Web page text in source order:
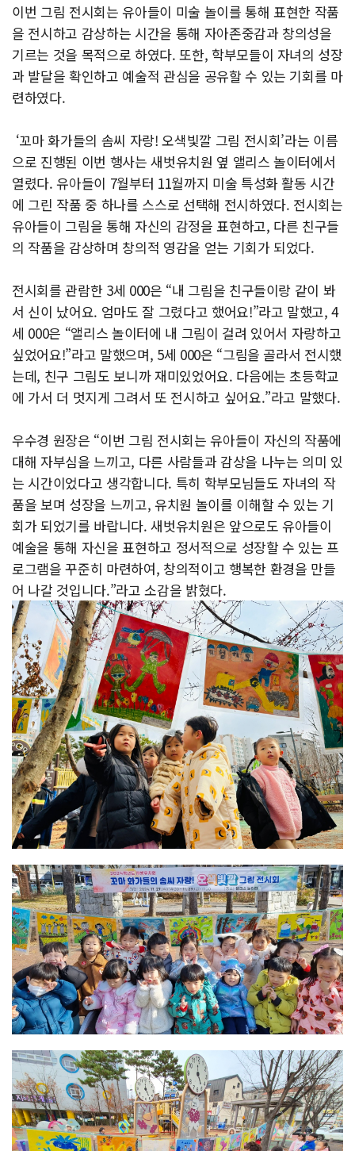
이번 그림 전시회는 유아들이 미술 놀이를 통해 표현한 작품
을 전시하고 감상하는 시간을 통해 자아존중감과 창의성을
기르는 것을 목적으로 하였다. 또한, 학부모들이 자녀의 성장
과 발달을 확인하고 예술적 관심을 공유할 수 있는 기회를 마
련하였다.
‘꼬마 화가들의 솜씨 자랑! 오색빛깔 그림 전시회’라는 이름
으로 진행된 이번 행사는 새벗유치원 옆 앨리스 놀이터에서
열렸다. 유아들이 7월부터 11월까지 미술 특성화 활동 시간
에 그린 작품 중 하나를 스스로 선택해 전시하였다. 전시회는
유아들이 그림을 통해 자신의 감정을 표현하고, 다른 친구들
의 작품을 감상하며 창의적 영감을 얻는 기회가 되었다.
전시회를 관람한 3세 000은 “내 그림을 친구들이랑 같이 봐
서 신이 났어요. 엄마도 잘 그렸다고 했어요!”라고 말했고, 4
세 000은 “앨리스 놀이터에 내 그림이 걸려 있어서 자랑하고
싶었어요!”라고 말했으며, 5세 000은 “그림을 골라서 전시했
는데, 친구 그림도 보니까 재미있었어요. 다음에는 초등학교
에 가서 더 멋지게 그려서 또 전시하고 싶어요.”라고 말했다.
우수경 원장은 “이번 그림 전시회는 유아들이 자신의 작품에
대해 자부심을 느끼고, 다른 사람들과 감상을 나누는 의미 있
는 시간이었다고 생각합니다. 특히 학부모님들도 자녀의 작
품을 보며 성장을 느끼고, 유치원 놀이를 이해할 수 있는 기
회가 되었기를 바랍니다. 새벗유치원은 앞으로도 유아들이
예술을 통해 자신을 표현하고 정서적으로 성장할 수 있는 프
로그램을 꾸준히 마련하여, 창의적이고 행복한 환경을 만들
어 나갈 것입니다.”라고 소감을 밝혔다.